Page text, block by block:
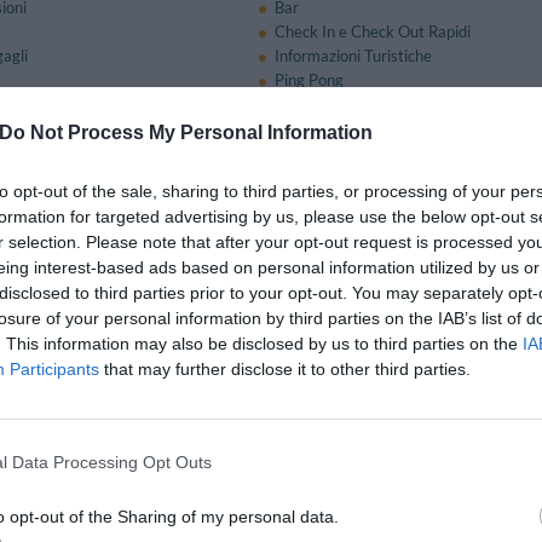
Do Not Process My Personal Information
opt-out of the sale, sharing to third parties, or processing of your
for targeted advertising by us, please use the below opt-out
selection. Please note that after your opt-out request is processed
interest-based ads based on personal information utilized by us
to third parties prior to your opt-out. You may separately
of your personal information by third parties on the IAB’s list of
This information may also be disclosed by us to third parties on the
Participants that may further disclose it to other third parties.
Data Processing Opt Outs
opt-out of the Sharing of my personal data.
Bar
Check In e Check Out Rapidi
Informazioni Turistiche
Ping Pong
Sala Lettura
e Bar
" Don Geppi " lo chef propone le migliori ricette della tradizionale
attento e cordiale personale.
tutta la giornata, sul terrazzo piscina, i clienti possono gustare uno
Cucina Internazionale